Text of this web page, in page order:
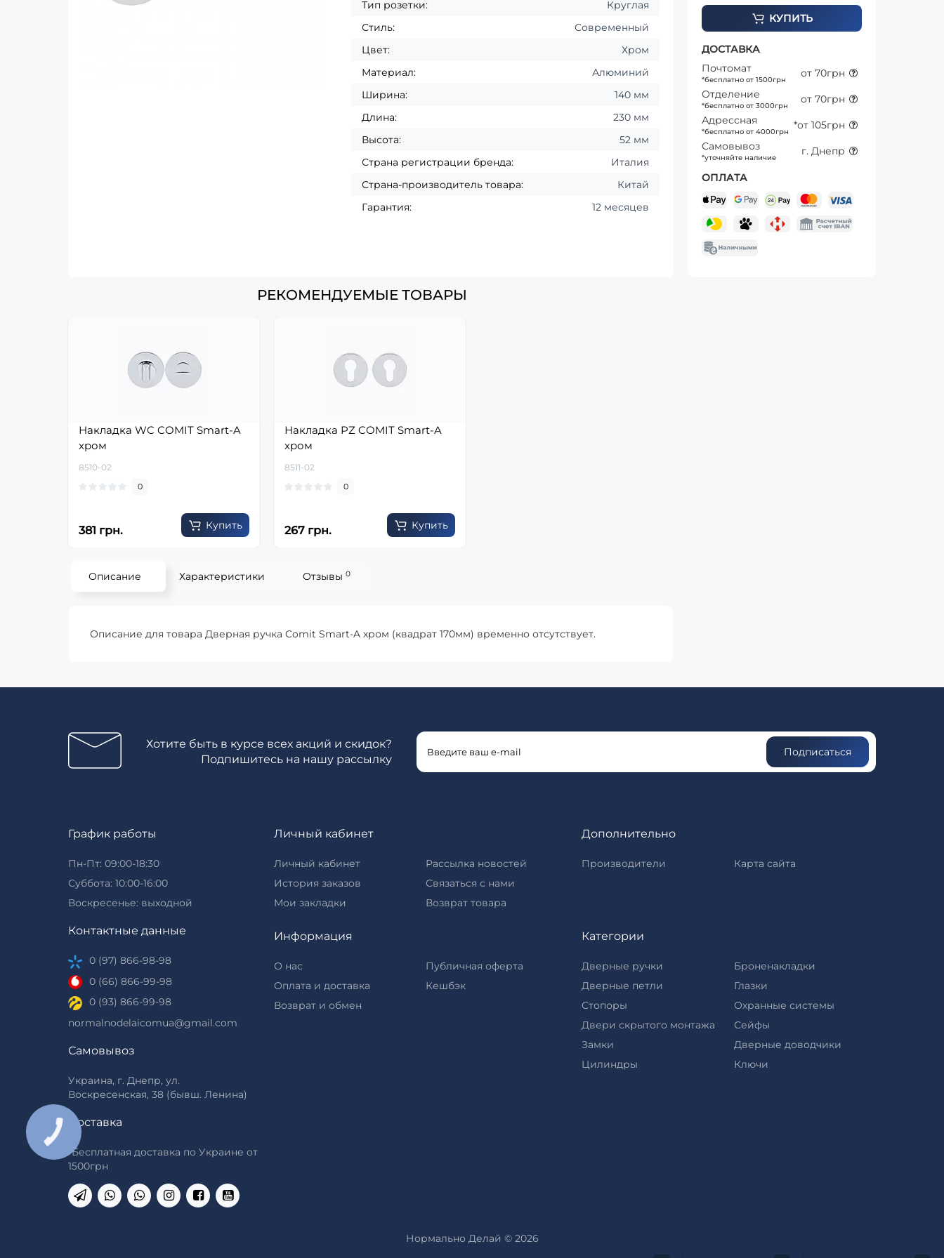
Тип розетки:
Круглая
Стиль:
Современный
Цвет:
Хром
Материал:
Алюминий
Ширина:
140 мм
Длина:
230 мм
Высота:
52 мм
Страна регистрации бренда:
Италия
Страна-производитель товара:
Китай
Гарантия:
12 месяцев
КУПИТЬ
ДОСТАВКА
Почтомат
*бесплатно от 1500грн
от 70грн
Отделение
*бесплатно от 3000грн
от 70грн
Адрессная
*бесплатно от 4000грн
*от 105грн
Самовывоз
*уточняйте наличие
г. Днепр
ОПЛАТА
РЕКОМЕНДУЕМЫЕ ТОВАРЫ
Накладка WC COMIT Smart-A
хром
8510-02
0
381 грн. Купить
Накладка PZ COMIT Smart-A
хром
8511-02
0
267 грн. Купить
Описание Характеристики Отзывы 0
Описание для товара Дверная ручка Comit Smart-A хром (квадрат 170мм) временно отсутствует.
Хотите быть в курсе всех акций и скидок?
Подпишитесь на нашу рассылку
Подписаться
График работы
Пн-Пт: 09:00-18:30
Суббота: 10:00-16:00
Воскресенье: выходной
Контактные данные
0 (97) 866-98-98
0 (66) 866-99-98
0 (93) 866-99-98
normalnodelaicomua@gmail.com
Самовывоз
Украина, г. Днепр, ул.
Воскресенская, 38 (бывш. Ленина)
Доставка
*Бесплатная доставка по Украине от
1500грн
Личный кабинет
Личный кабинет
История заказов
Мои закладки
Рассылка новостей
Связаться с нами
Возврат товара
Дополнительно
Производители Карта сайта
Информация
О нас
Оплата и доставка
Возврат и обмен
Публичная оферта
Кешбэк
Категории
Дверные ручки
Дверные петли
Стопоры
Двери скрытого монтажа
Замки
Цилиндры
Броненакладки
Глазки
Охранные системы
Сейфы
Дверные доводчики
Ключи
Нормально Делай © 2026
КНОПКА
ЗВ'ЯЗКУ